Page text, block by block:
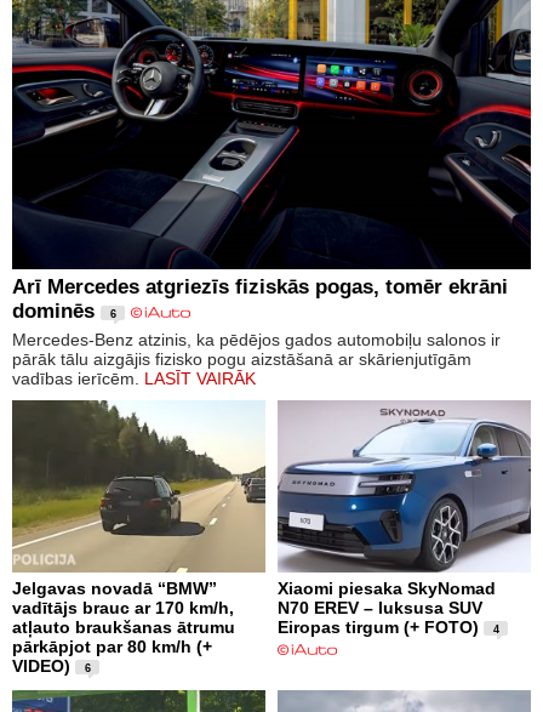
Arī Mercedes atgriezīs fiziskās pogas, tomēr ekrāni
dominēs
6
Mercedes-Benz atzinis, ka pēdējos gados automobiļu salonos ir
pārāk tālu aizgājis fizisko pogu aizstāšanā ar skārienjutīgām
vadības ierīcēm. LASĪT VAIRĀK
Jelgavas novadā “BMW”
vadītājs brauc ar 170 km/h,
atļauto braukšanas ātrumu
pārkāpjot par 80 km/h (+
VIDEO)
6
Xiaomi piesaka SkyNomad
N70 EREV – luksusa SUV
Eiropas tirgum (+ FOTO)
4